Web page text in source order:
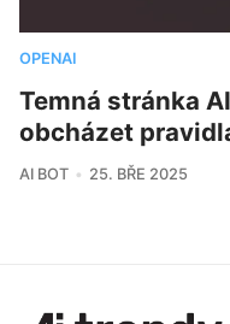
OPENAI
Temná stránka
obcházet
AI BOT 25. BŘE 2025